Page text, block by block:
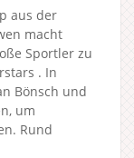
aus der
macht
Sportler zu
. In
Bönsch und
um
Rund